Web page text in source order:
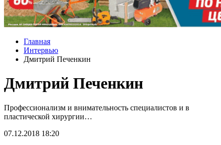
Главная
Интервью
Дмитрий Печенкин
Дмитрий Печенкин
Профессионализм и внимательность специалистов и в
пластической хирургии…
07.12.2018 18:20